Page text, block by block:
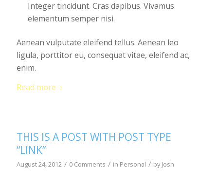
Integer tincidunt. Cras dapibus. Vivamus
elementum semper nisi.
Aenean vulputate eleifend tellus. Aenean leo
ligula, porttitor eu, consequat vitae, eleifend ac,
enim.
Read more
THIS IS A POST WITH POST TYPE
“LINK”
August 24, 2012 / 0 Comments / in Personal / byJosh